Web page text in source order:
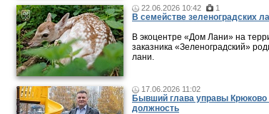
22.06.2026 10:42 1
В семействе зеленоградских
В экоцентре «Дом Лани» на
заказника «Зеленоградский»
лани.
17.06.2026 11:02
Бывший глава управы Крюково
должность